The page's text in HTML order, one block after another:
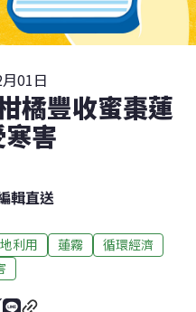
01日
橘豐收蜜棗蓮
害
輯直送
利用 蓮霧
循環經濟